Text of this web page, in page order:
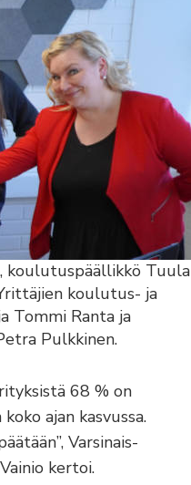
koulutuspäällikkö Tuula
koulutus- ja
Tommi Ranta ja
Pulkkinen.
68 % on
ajan kasvussa.
Varsinais-
kertoi.